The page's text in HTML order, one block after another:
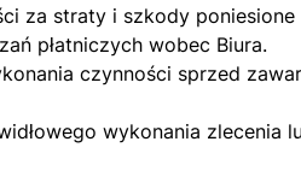
za straty i szkody
płatniczych wobec Biura.
czynności sprzed
wykonania zlecenia